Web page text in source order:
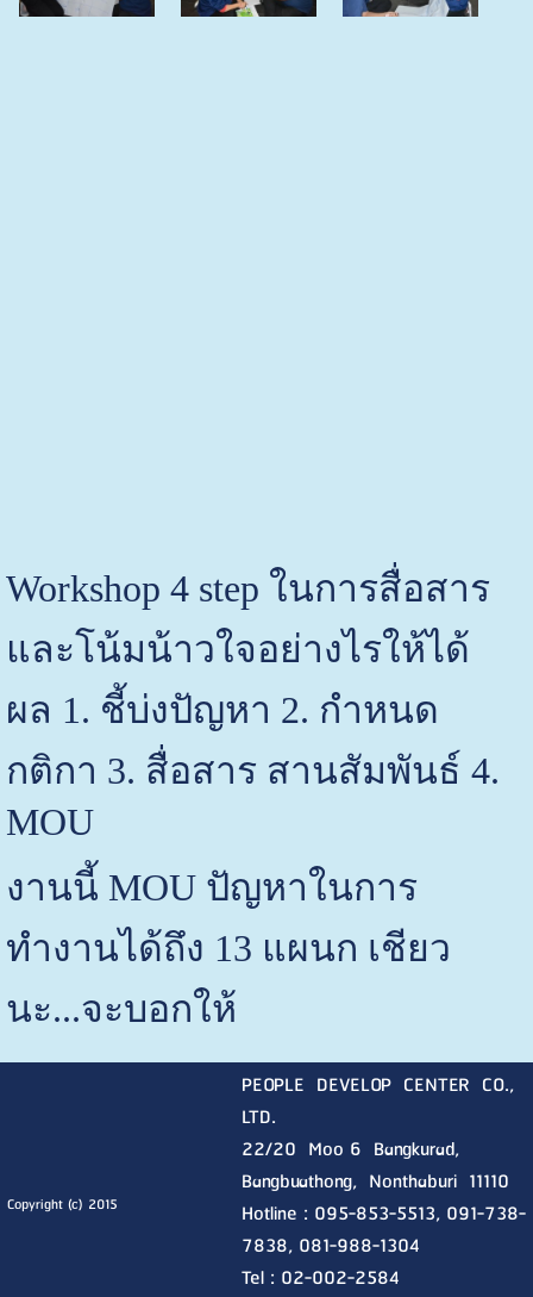
Workshop 4 step ในการสื่อสาร
และโน้มน้าวใจอย่างไรให้ได้
ผล 1. ชี้บ่งปัญหา 2. กำหนด
กติกา 3. สื่อสาร สานสัมพันธ์ 4.
MOU
งานนี้ MOU ปัญหาในการ
ทำงานได้ถึง 13 แผนก เชียว
นะ...จะบอกให้
Copyright (c) 2015
PEOPLE DEVELOP CENTER CO.,
LTD.
22/20 Moo 6 Bangkurad,
Bangbuathong, Nonthaburi 11110
Hotline : 095-853-5513, 091-738-
7838, 081-988-1304
Tel : 02-002-2584